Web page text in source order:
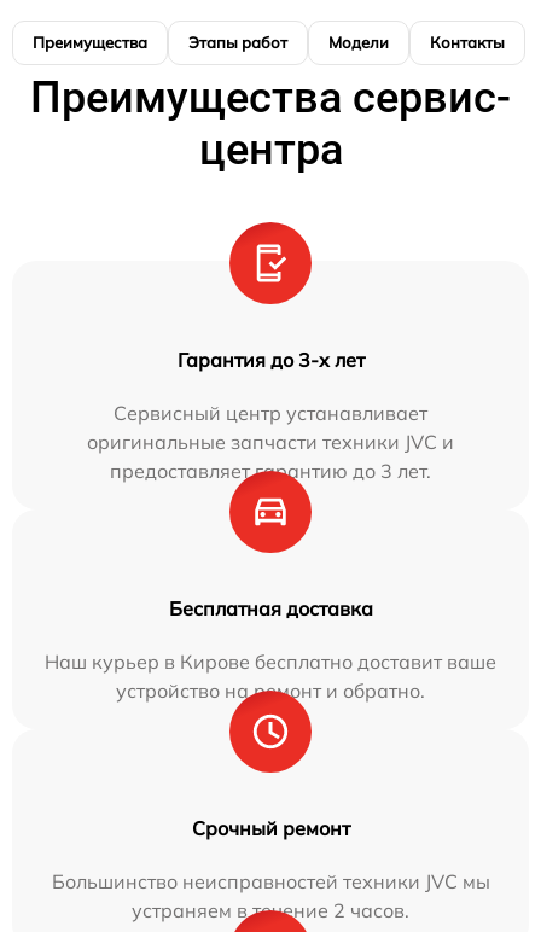
Преимущества Этапы работ Модели Контакты
Преимущества сервис-
центра
Гарантия до 3-х лет
Сервисный центр устанавливает
оригинальные запчасти техники JVC и
предоставляет гарантию до 3 лет.
Бесплатная доставка
Наш курьер в Кирове бесплатно доставит ваше
устройство на ремонт и обратно.
Срочный ремонт
Большинство неисправностей техники JVC мы
устраняем в течение 2 часов.